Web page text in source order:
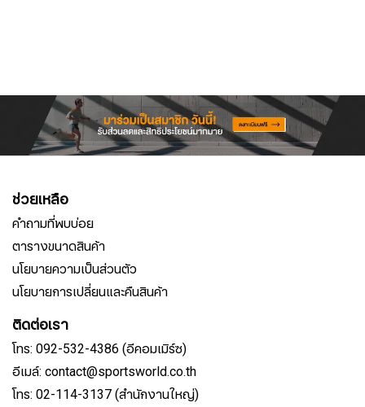
ช่วยเหลือ
คำถามที่พบบ่อย
ตารางขนาดสินค้า
นโยบายความเป็นส่วนตัว
นโยบายการเปลี่ยนและคืนสินค้า
ติดต่อเรา
โทร: 092-532-4386 (อีคอมเมิร์ซ)
อีเมล์: contact@sportsworld.co.th
โทร: 02-114-3137 (สำนักงานใหญ่)